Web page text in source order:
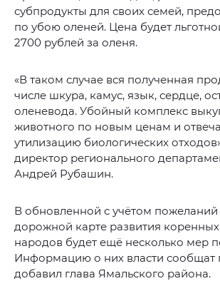
субпродукты для своих семей,
по убою оленей. Цена будет
2700 рублей за оленя.
«В таком случае вся полученная
числе шкура, камус, язык, сердце,
оленевода. Убойный комплекс
животного по новым ценам и
утилизацию биологических
директор регионального
Андрей Рубашин.
В обновленной с учётом пожеланий
дорожной карте развития
народов будет ещё несколько мер
Информацию о них власти сообщат
добавил глава Ямальского района.